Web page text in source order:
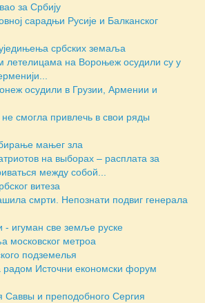
за Србију
сарадњи Русије и Балканског
србских земаља
летелицама на Вороњеж осудили су у
осудили в Грузии, Армении и
смогла привлечь в свои ряды
мањег зла
на выборах – расплата за
между собой...
витеза
смрти. Непознати подвиг генерала
- игуман све земље руске
московског метроа
подземелья
радом Источни економски форум
Саввы и преподобного Сергия